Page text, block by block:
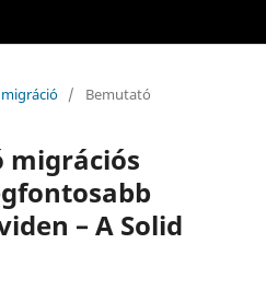
migráció / Bemutató
migrációs
– A Solid